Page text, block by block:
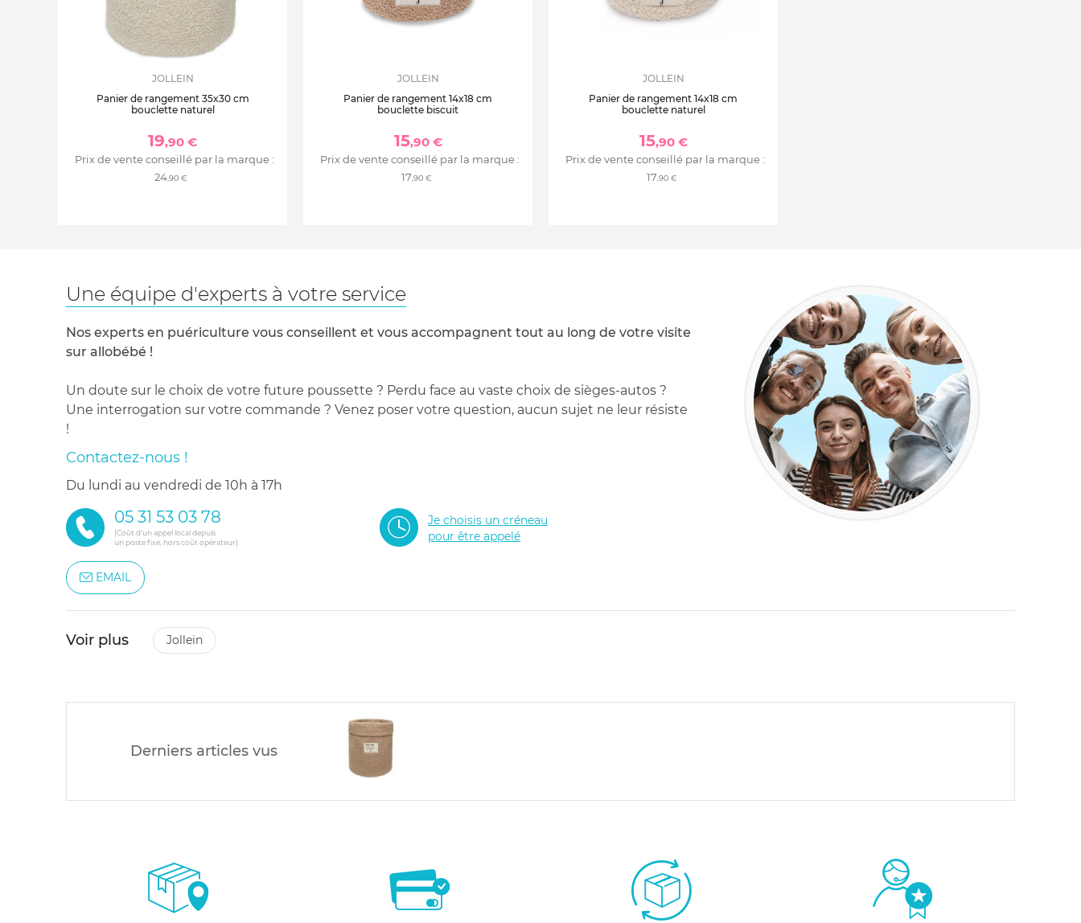
JOLLEIN
Panier de rangement 35x30 cm
bouclette naturel
19,90 €
Prix de vente conseillé par la marque :
24,90 €
JOLLEIN
Panier de rangement 14x18 cm
bouclette biscuit
15,90 €
Prix de vente conseillé par la marque :
17 ,90 €
JOLLEIN
Panier de rangement 14x18 cm
bouclette naturel
15,90 €
Prix de vente conseillé par la marque :
17 ,90 €
Une équipe d'experts à votre service
Nos experts en puériculture vous conseillent et vous accompagnent tout au long de votre visite
sur allobébé !
Un doute sur le choix de votre future poussette ? Perdu face au vaste choix de sièges-autos ?
Une interrogation sur votre commande ? Venez poser votre question, aucun sujet ne leur résiste
!
Contactez-nous !
du lundi au vendredi de 10h à 17h
05 31 53 03 78
(Coût d'un appel local depuis
un poste fixe, hors coût opérateur)
Je choisis un créneau
pour être appelé
EMAIL
Voir plus jollein
Derniers articles vus